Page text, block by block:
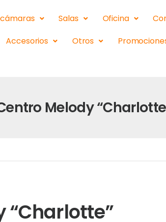
Salas Oficina
Accesorios Otros
Melody
“Charlotte”